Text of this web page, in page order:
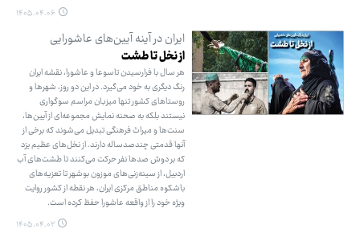
۱۴۰۵.۰۴.۰۶
ایران در آینه آیین‌های عاشورایی
از نخل تا طشت
هر سال با فرارسیدن تاسوعا و عاشورا، نقشه ایران
رنگ دیگری به خود می‌گیرد. در این دو روز، شهرها و
روستاهای کشور تنها میزبان مراسم سوگواری
نیستند بلکه به صحنه نمایش مجموعه‌ای از آیین‌ها،
سنت‌ها و میراث فرهنگی تبدیل می‌شوند که برخی از
آنها قدمتی چندصدساله دارند. از نخل‌های عظیم یزد
که بر دوش صدها نفر حرکت می‌کنند تا طشت‌های آب
اردبیل، از سینه‌زنی‌های موزون بوشهر تا تعزیه‌های
باشکوه مناطق مرکزی ایران، هر نقطه از کشور روایت
ویژه خود را از واقعه عاشورا حفظ کرده است.
۱۴۰۵.۰۴.۰۲